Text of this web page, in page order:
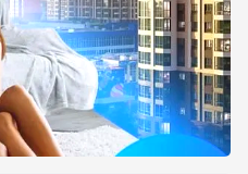
компании только
не успели твердо
рынке
наоборот уже
и пользуются большой
своей стабильности и